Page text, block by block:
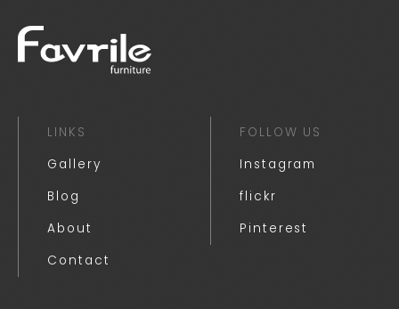
LINKS
Gallery
Blog
About
Contact
FOLLOW US
Instagram
flickr
Pinterest